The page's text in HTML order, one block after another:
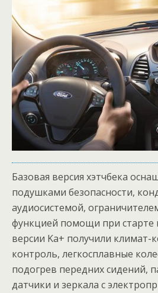
Базовая версия хэтчбека
подушками безопасности,
аудиосистемой,
функцией помощи при
версии Ka+ получили климат-
контроль, легкосплавные
подогрев передних сидений,
датчики и зеркала с